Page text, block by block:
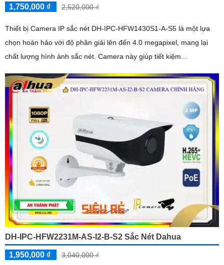
1,750,000 ₫ 2,520,000 ₫
Thiết bị Camera IP sắc nét DH-IPC-HFW1430S1-A-S5 là một lựa
chọn hoàn hảo với độ phân giải lên đến 4.0 megapixel, mang lại
chất lượng hình ảnh sắc nét. Camera này giúp tiết kiệm...
DH-IPC-HFW2231M-AS-I2-B-S2 Sắc Nét Dahua
1,950,000 ₫ 3,040,000 ₫